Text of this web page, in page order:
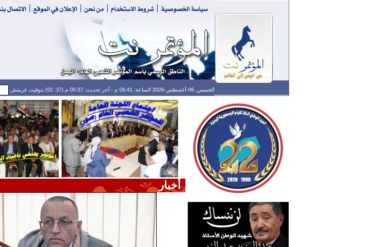
الخميس, 06-أغسطس-2026 الساعة: 06:41 م - آخر تحديث: 05:37 م (37: 02) بتوقيت غرينتش
أخبار